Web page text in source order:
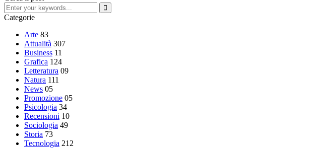
Categorie
Arte 83
Attualità 307
Business 11
Grafica 124
Letteratura 09
Natura 111
News 05
Promozione 05
Psicologia 34
Recensioni 10
Sociologia 49
Storia 73
Tecnologia 212